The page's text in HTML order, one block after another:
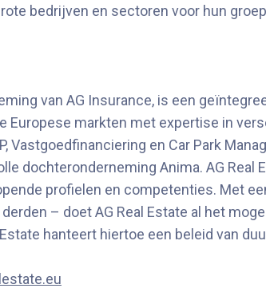
bedrijven en sectoren voor hun
van AG Insurance, is een
Europese markten met expertise in
Vastgoedfinanciering en Car Park
dochteronderneming Anima. AG
profielen en competenties. Met
– doet AG Real Estate al het
hanteert hiertoe een beleid van